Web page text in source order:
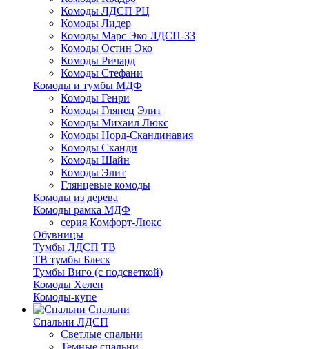
Комоды ЛДСП РЦ
Комоды Лидер
Комоды Марс Эко ЛДСП-33
Комоды Остин Эко
Комоды Ричард
Комоды Стефани
Комоды и тумбы МДФ
Комоды Генри
Комоды Глянец Элит
Комоды Михаил Люкс
Комоды Норд-Скандинавия
Комоды Сканди
Комоды Шайн
Комоды Элит
Глянцевые комоды
Комоды из дерева
Комоды рамка МДФ
серия Комфорт-Люкс
Обувницы
Тумбы ЛДСП ТВ
ТВ тумбы Блеск
Тумбы Виго (с подсветкой)
Комоды Хелен
Комоды-купе
Спальни
Спальни ЛДСП
Светлые спальни
Темные спальни